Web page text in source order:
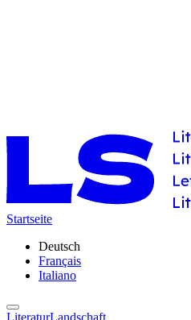
Startseite
Deutsch
Français
Italiano
LiteraturLandschaft